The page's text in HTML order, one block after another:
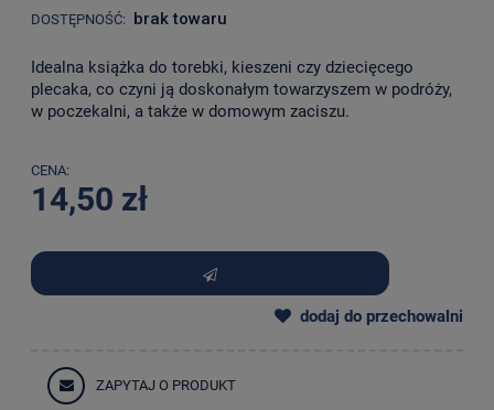
DOSTĘPNOŚĆ: brak towaru
Idealna książka do torebki, kieszeni czy dziecięcego
plecaka, co czyni ją doskonałym towarzyszem w podróży,
w poczekalni, a także w domowym zaciszu.
CENA:
14,50 zł
dodaj do przechowalni
ZAPYTAJ O PRODUKT